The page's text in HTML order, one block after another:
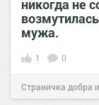
никогда не
мужа.
1 0
Страничка добра